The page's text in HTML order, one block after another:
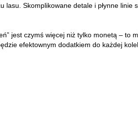
Skomplikowane detale i płynne
jest czymś więcej niż tylko monetą – to
efektownym dodatkiem do każdej